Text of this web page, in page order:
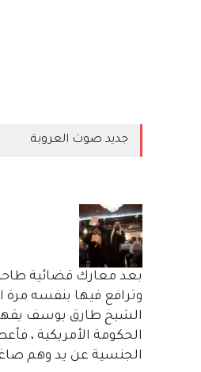
جديد صوت العروبة
بعد معارك قضائية
وترافع فيها بنفسه مرة
الشيخ طارق يوسف
الحكومة الأمريكية ،
الجنسية عن يد وهم